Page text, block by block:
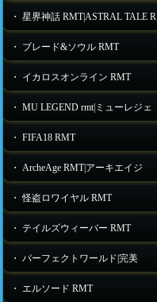
・ 星界神話 RMT|ASTRAL TALE R
・ ブレード&ソウル RMT
・ イカロスオンライン RMT
・ MU LEGEND rmt|ミューレジェ
・ FIFA18 RMT
・ ArcheAge RMT|アーキエイジ
・ 怪盗ロワイヤル RMT
・ テイルズウィーバー RMT
・ パーフェクトワールド|完美
・ エルソード RMT